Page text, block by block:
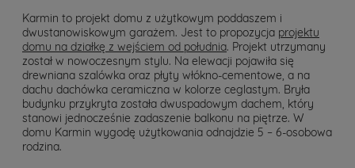
Karmin to projekt domu z użytkowym poddaszem i
dwustanowiskowym garażem. Jest to propozycja projektu
domu na działkę z wejściem od południa. Projekt utrzymany
został w nowoczesnym stylu. Na elewacji pojawiła się
drewniana szalówka oraz płyty włókno-cementowe, a na
dachu dachówka ceramiczna w kolorze ceglastym. Bryła
budynku przykryta została dwuspadowym dachem, który
stanowi jednocześnie zadaszenie balkonu na piętrze. W
domu Karmin wygodę użytkowania odnajdzie 5 – 6-osobowa
rodzina.